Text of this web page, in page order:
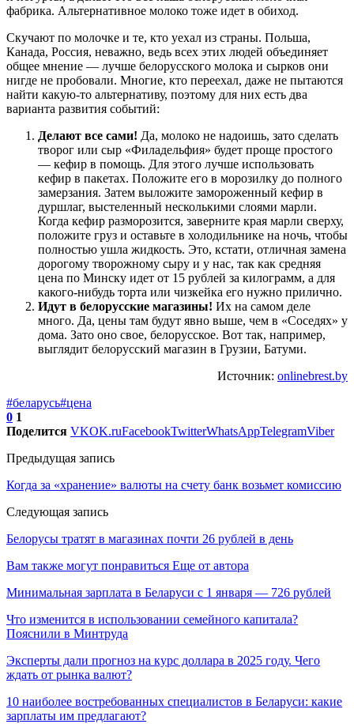
фабрика. Альтернативное молоко тоже идет в обиход.
Скучают по молочке и те, кто уехал из страны. Польша,
Канада, Россия, неважно, ведь всех этих людей объединяет
общее мнение — лучше белорусского молока и сырков они
нигде не пробовали. Многие, кто переехал, даже не пытаются
найти какую-то альтернативу, поэтому для них есть два
варианта развития событий:
Делают все сами! Да, молоко не надоишь, зато сделать
творог или сыр «Филадельфия» будет проще простого
— кефир в помощь. Для этого лучше использовать
кефир в пакетах. Положите его в морозилку до полного
замерзания. Затем выложите замороженный кефир в
дуршлаг, выстеленный несколькими слоями марли.
Когда кефир разморозится, заверните края марли сверху,
положите груз и оставьте в холодильнике на ночь, чтобы
полностью ушла жидкость. Это, кстати, отличная замена
дорогому творожному сыру и у нас, так как средняя
цена по Минску идет от 15 рублей за килограмм, а для
какого-нибудь торта или чизкейка его нужно прилично.
Идут в белорусские магазины! Их на самом деле
много. Да, цены там будут явно выше, чем в «Соседях» у
дома. Зато оно свое, белорусское. Вот так, например,
выглядит белорусский магазин в Грузии, Батуми.
Источник: onlinebrest.by
#беларусь#цена
0 1
Поделится VKOK.ruFacebookTwitterWhatsAppTelegramViber
Предыдущая запись
Когда за «хранение» валюты на счету банк возьмет комиссию
Следующая запись
Белорусы тратят в магазинах почти 26 рублей в день
Вам также могут понравиться Еще от автора
Минимальная зарплата в Беларуси с 1 января — 726 рублей
Что изменится в использовании семейного капитала?
Пояснили в Минтруда
Эксперты дали прогноз на курс доллара в 2025 году. Чего
ждать от рынка валют?
10 наиболее востребованных специалистов в Беларуси: какие
зарплаты им предлагают?